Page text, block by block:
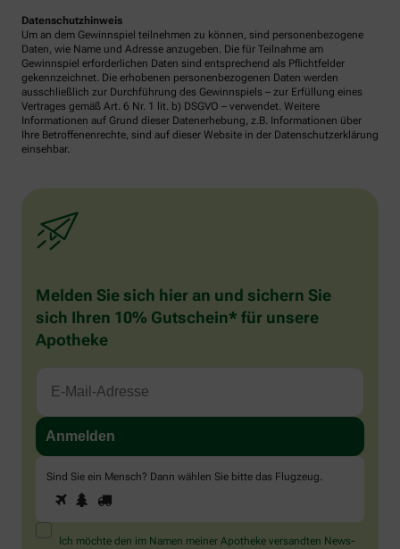
Datenschutzhinweis
Um an dem Gewinnspiel teilnehmen zu können, sind personenbezogene
Daten, wie Name und Adresse anzugeben. Die für Teilnahme am
Gewinnspiel erforderlichen Daten sind entsprechend als Pflichtfelder
gekennzeichnet. Die erhobenen personenbezogenen Daten werden
ausschließlich zur Durchführung des Gewinnspiels – zur Erfüllung eines
Vertrages gemäß Art. 6 Nr. 1 lit. b) DSGVO – verwendet. Weitere
Informationen auf Grund dieser Datenerhebung, z.B. Informationen über
Ihre Betroffenenrechte, sind auf dieser Website in der Datenschutzerklärung
einsehbar.
Melden Sie sich hier an und sichern Sie
sich Ihren 10% Gutschein* für unsere
Apotheke
Sind Sie ein Mensch? Dann wählen Sie bitte das Flugzeug.
Sind
Sie
ein
Mensch?
1 2
Ich möchte den im Namen meiner Apotheke versandten News-